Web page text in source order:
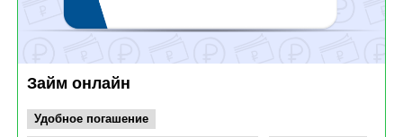
Займ онлайн
Удобное погашение